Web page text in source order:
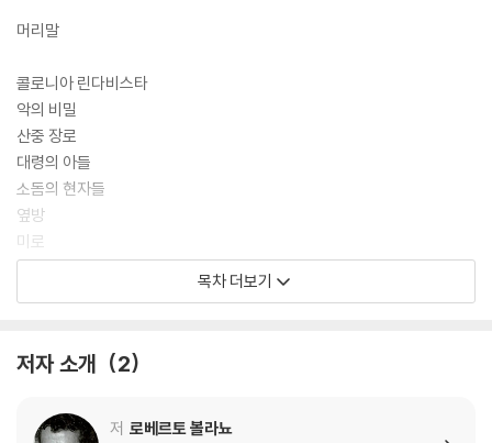
머리말
콜로니아 린다비스타
악의 비밀
산중 장로
대령의 아들
소돔의 현자들
옆방
미로
파국을 향한 표류
근육
다니엘라
목차 더보기
저자 소개 2
저 로베르토 볼라뇨